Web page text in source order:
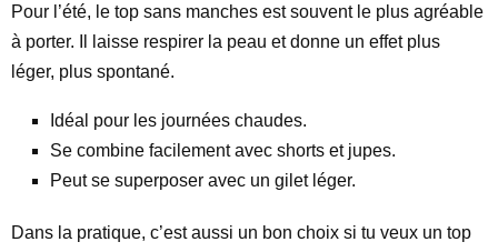
Pour l’été, le top sans manches est souvent le plus agréable
à porter. Il laisse respirer la peau et donne un effet plus
léger, plus spontané.
Idéal pour les journées chaudes.
Se combine facilement avec shorts et jupes.
Peut se superposer avec un gilet léger.
Dans la pratique, c’est aussi un bon choix si tu veux un top